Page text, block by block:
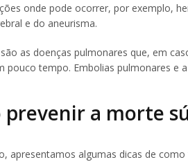
onde pode ocorrer, por exemplo,
e do aneurisma.
as doenças pulmonares que, em
pouco tempo. Embolias pulmonares e
prevenir a morte
apresentamos algumas dicas de